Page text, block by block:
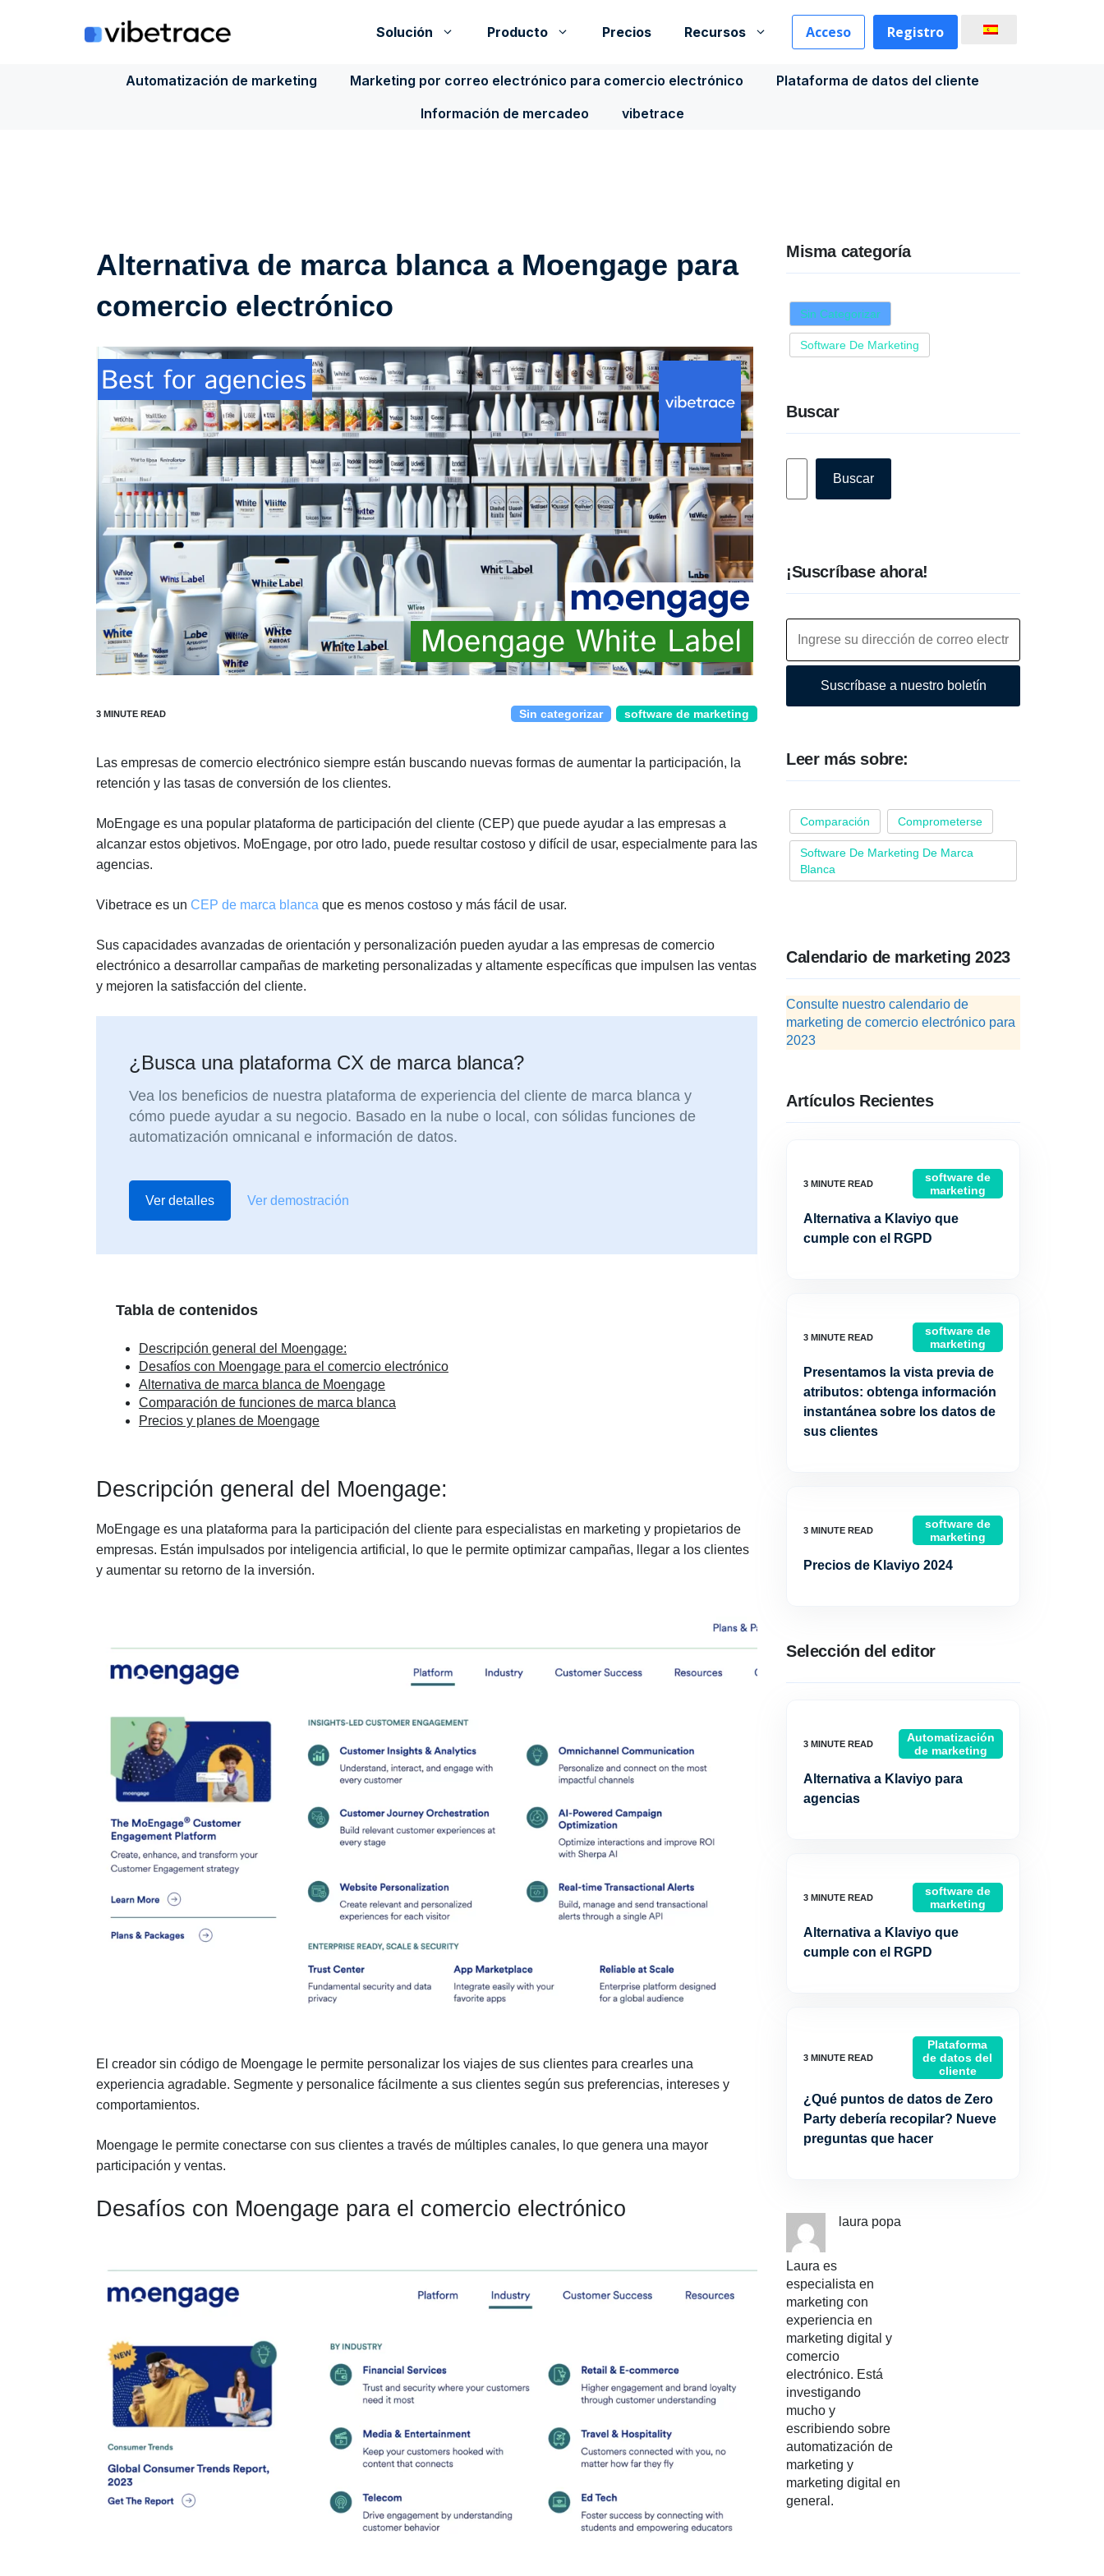
Solución Producto Precios Recursos Acceso Registro
Automatización de marketing Marketing por correo electrónico para comercio electrónico
Plataforma de datos del cliente
Información de mercadeo
vibetrace
Alternativa de marca blanca a Moengage para
comercio electrónico
Sin categorizar software de marketing
Las empresas de comercio electrónico siempre están buscando nuevas formas de aumentar la participación, la
retención y las tasas de conversión de los clientes.
MoEngage es una popular plataforma de participación del cliente (CEP) que puede ayudar a las empresas a
alcanzar estos objetivos. MoEngage, por otro lado, puede resultar costoso y difícil de usar, especialmente para las
agencias.
Vibetrace es un CEP de marca blanca que es menos costoso y más fácil de usar.
Sus capacidades avanzadas de orientación y personalización pueden ayudar a las empresas de comercio
electrónico a desarrollar campañas de marketing personalizadas y altamente específicas que impulsen las ventas
y mejoren la satisfacción del cliente.
¿Busca una plataforma CX de marca blanca?
Vea los beneficios de nuestra plataforma de experiencia del cliente de marca blanca y
cómo puede ayudar a su negocio. Basado en la nube o local, con sólidas funciones de
automatización omnicanal e información de datos.
Ver detalles Ver demostración
Tabla de contenidos
Descripción general del Moengage:
Desafíos con Moengage para el comercio electrónico
Alternativa de marca blanca de Moengage
Comparación de funciones de marca blanca
Precios y planes de Moengage
Descripción general del Moengage:
MoEngage es una plataforma para la participación del cliente para especialistas en marketing y propietarios de
empresas. Están impulsados por inteligencia artificial, lo que le permite optimizar campañas, llegar a los clientes
y aumentar su retorno de la inversión.
El creador sin código de Moengage le permite personalizar los viajes de sus clientes para crearles una
experiencia agradable. Segmente y personalice fácilmente a sus clientes según sus preferencias, intereses y
comportamientos.
Moengage le permite conectarse con sus clientes a través de múltiples canales, lo que genera una mayor
participación y ventas.
Desafíos con Moengage para el comercio electrónico
Misma categoría
Sin Categorizar
Software De Marketing
Buscar
Buscar
¡Suscríbase ahora!
Suscríbase a nuestro boletín
Leer más sobre:
Comparación Comprometerse
Software De Marketing De Marca
Blanca
Calendario de marketing 2023
Consulte nuestro calendario de
marketing de comercio electrónico para
2023
Artículos Recientes
software de
marketing
Alternativa a Klaviyo que
cumple con el RGPD
software de
marketing
Presentamos la vista previa de
atributos: obtenga información
instantánea sobre los datos de
sus clientes
software de
marketing
Precios de Klaviyo 2024
Selección del editor
Automatización
de marketing
Alternativa a Klaviyo para
agencias
software de
marketing
Alternativa a Klaviyo que
cumple con el RGPD
Plataforma
de datos del
cliente
¿Qué puntos de datos de Zero
Party debería recopilar? Nueve
preguntas que hacer
laura popa
Laura es
especialista en
marketing con
experiencia en
marketing digital y
comercio
electrónico. Está
investigando
mucho y
escribiendo sobre
automatización de
marketing y
marketing digital en
general.